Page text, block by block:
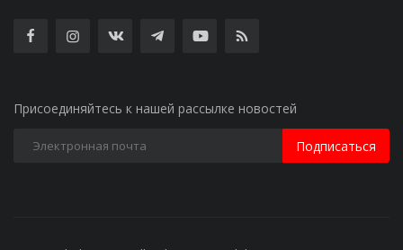
Присоединяйтесь к нашей рассылке новостей
Подписаться